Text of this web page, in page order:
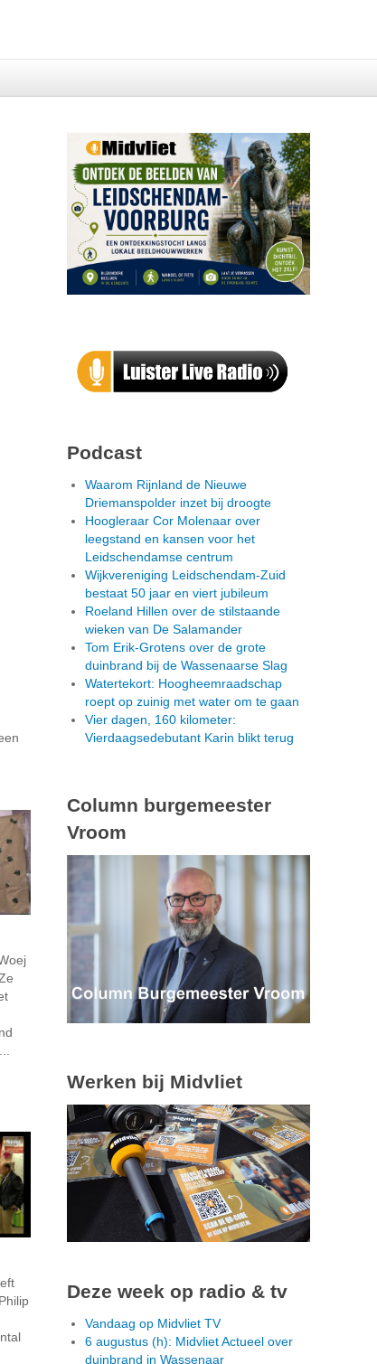
Podcast
Waarom Rijnland de Nieuwe
Driemanspolder inzet bij droogte
Hoogleraar Cor Molenaar over
leegstand en kansen voor het
Leidschendamse centrum
Wijkvereniging Leidschendam-Zuid
bestaat 50 jaar en viert jubileum
Roeland Hillen over de stilstaande
wieken van De Salamander
Tom Erik-Grotens over de grote
duinbrand bij de Wassenaarse Slag
Watertekort: Hoogheemraadschap
roept op zuinig met water om te gaan
Vier dagen, 160 kilometer:
Vierdaagsedebutant Karin blikt terug
Column burgemeester
Vroom
Werken bij Midvliet
Deze week op radio & tv
Vandaag op Midvliet TV
6 augustus (h): Midvliet Actueel over
duinbrand in Wassenaar